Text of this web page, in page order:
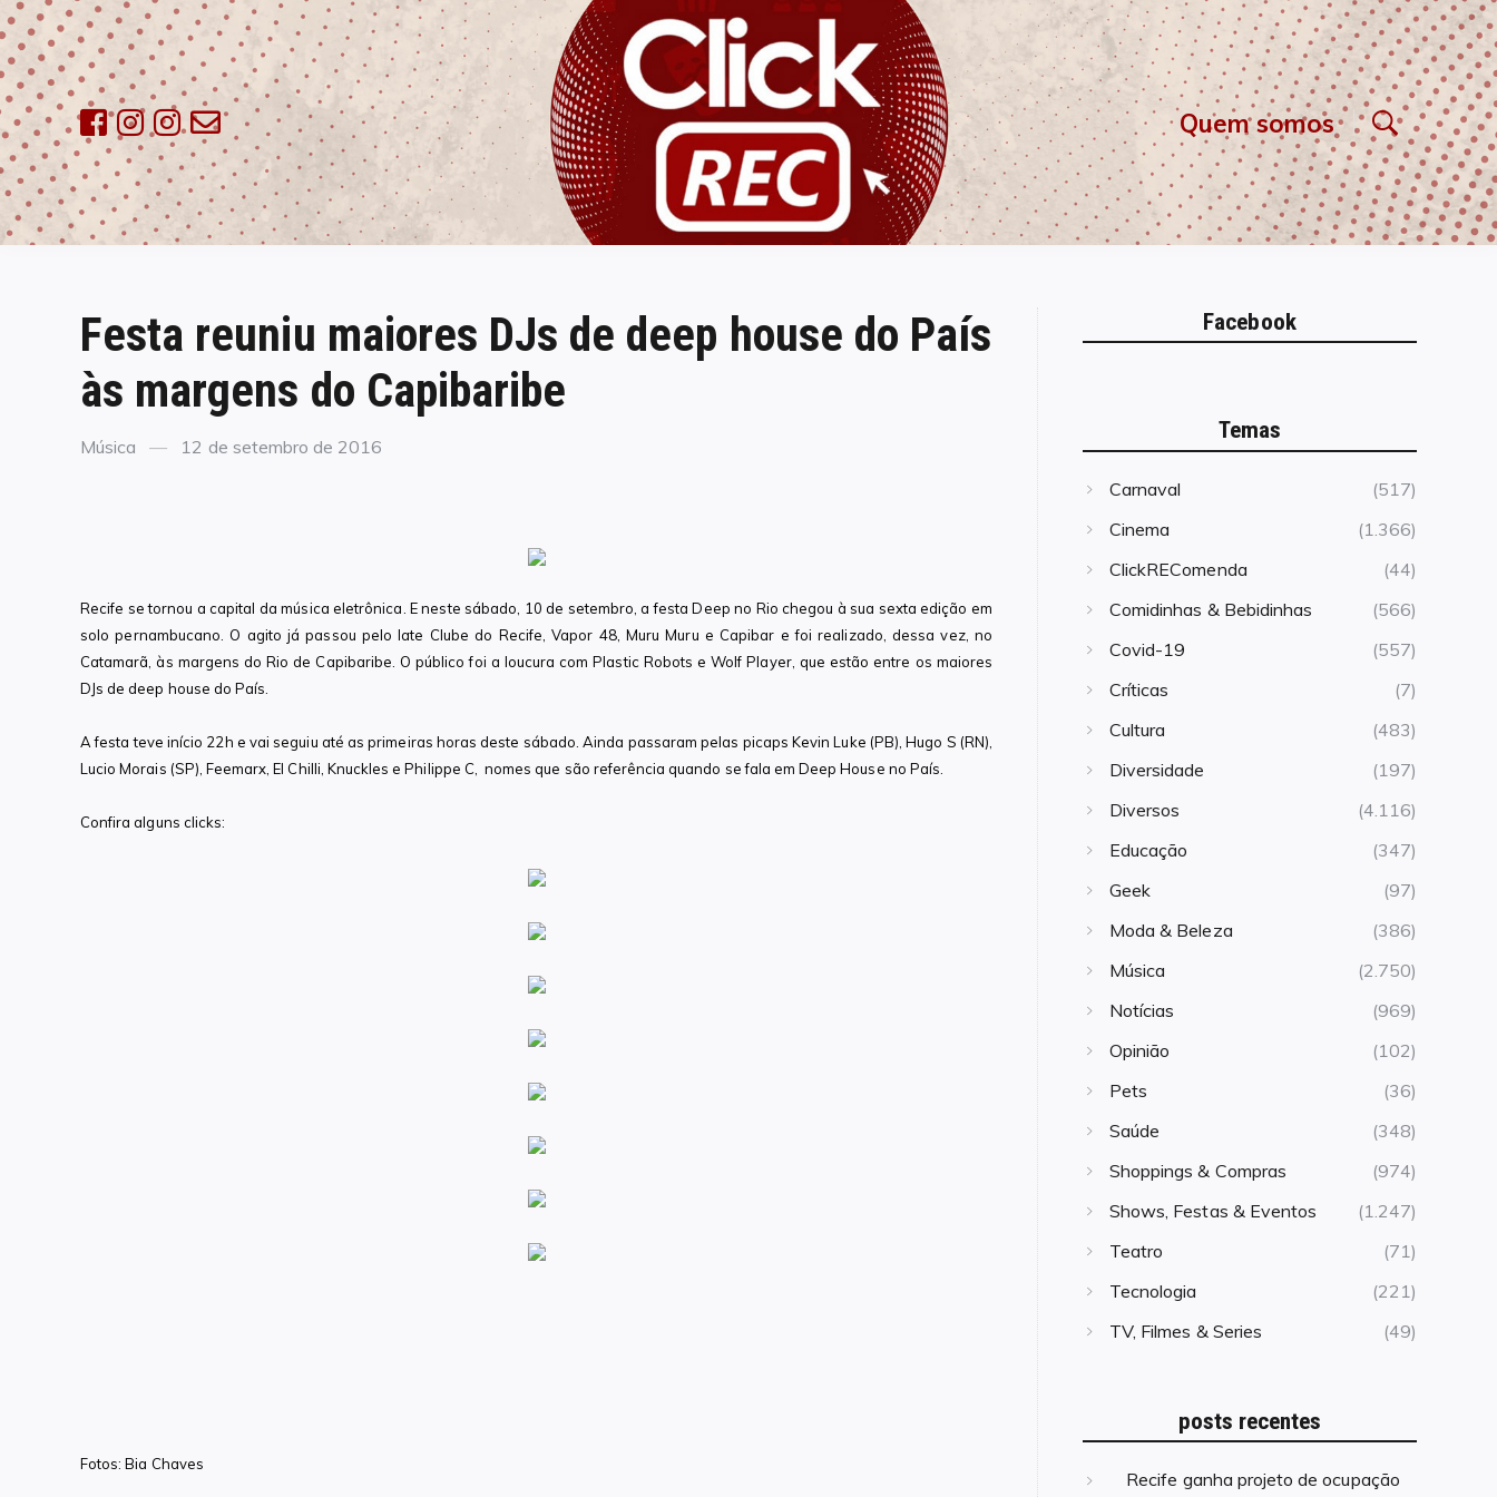
Skip
to
content
ClickREC Quem somos
Festa reuniu maiores DJs de deep house do País
às margens do Capibaribe
Categories
Música
Posted
12 de setembro de 2016
Recife se tornou a capital da música eletrônica. E neste sábado, 10 de setembro, a festa Deep no Rio chegou à sua sexta edição em
solo pernambucano. O agito já passou pelo Iate Clube do Recife, Vapor 48, Muru Muru e Capibar e foi realizado, dessa vez, no
Catamarã, às margens do Rio de Capibaribe. O público foi a loucura com Plastic Robots e Wolf Player, que estão entre os maiores
DJs de deep house do País.
A festa teve início 22h e vai seguiu até as primeiras horas deste sábado. Ainda passaram pelas picaps Kevin Luke (PB), Hugo S (RN),
Lucio Morais (SP), Feemarx, El Chilli, Knuckles e Philippe C, nomes que são referência quando se fala em Deep House no País.
Confira alguns clicks:
Fotos: Bia Chaves
Facebook
Temas
Carnaval
(517)
Cinema
(1.366)
ClickREComenda
(44)
Comidinhas & Bebidinhas
(566)
Covid-19
(557)
Críticas
(7)
Cultura
(483)
Diversidade
(197)
Diversos
(4.116)
Educação
(347)
Geek
(97)
Moda & Beleza
(386)
Música
(2.750)
Notícias
(969)
Opinião
(102)
Pets
(36)
Saúde
(348)
Shoppings & Compras
(974)
Shows, Festas & Eventos
(1.247)
Teatro
(71)
Tecnologia
(221)
TV, Filmes & Series
(49)
posts recentes
Recife ganha projeto de ocupação